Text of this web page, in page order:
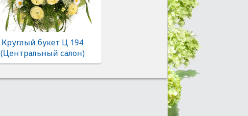
Круглый букет Ц 194
(Центральный салон)